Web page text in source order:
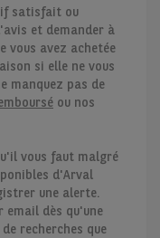
satisfait ou
et demander à
vous avez achetée
si elle ne vous
manquez pas de
ou nos
vous faut malgré
d'Arval
une alerte.
email dès qu'une
recherches que